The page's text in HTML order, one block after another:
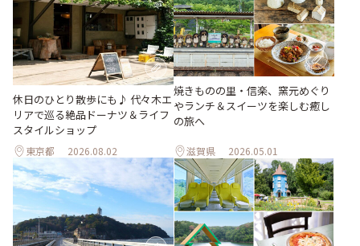
休日のひとり散歩にも♪ 代々木エ
リアで巡る絶品ドーナツ＆ライフ
スタイルショップ
東京都 2026.08.02
焼きものの里・信楽、窯元めぐり
やランチ＆スイーツを楽しむ癒し
の旅へ
滋賀県 2026.05.01